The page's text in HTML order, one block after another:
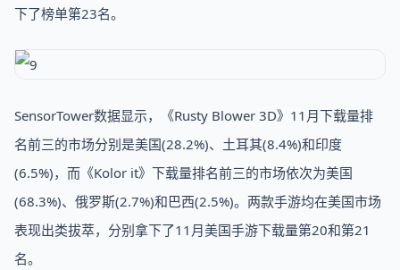
下了榜单第23名。
SensorTower数据显示，《Rusty Blower 3D》11月下载量排
名前三的市场分别是美国(28.2%)、土耳其(8.4%)和印度
(6.5%)，而《Kolor it》下载量排名前三的市场依次为美国
(68.3%)、俄罗斯(2.7%)和巴西(2.5%)。两款手游均在美国市场
表现出类拔萃，分别拿下了11月美国手游下载量第20和第21
名。